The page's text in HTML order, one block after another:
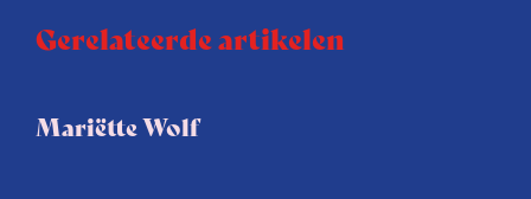
Gerelateerde artikelen
Mariëtte Wolf